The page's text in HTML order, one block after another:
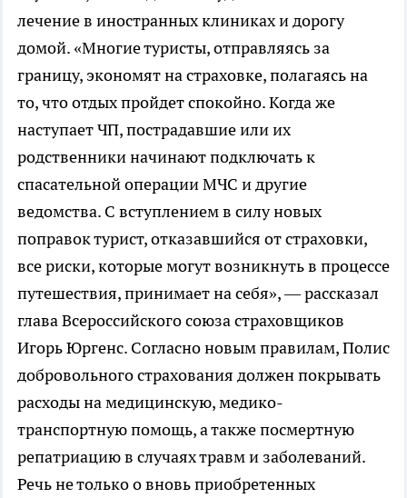
лечение в иностранных клиниках и дорогу
домой. «Многие туристы, отправляясь за
границу, экономят на страховке, полагаясь на
то, что отдых пройдет спокойно. Когда же
наступает ЧП, пострадавшие или их
родственники начинают подключать к
спасательной операции МЧС и другие
ведомства. С вступлением в силу новых
поправок турист, отказавшийся от страховки,
все риски, которые могут возникнуть в процессе
путешествия, принимает на себя», — рассказал
глава Всероссийского союза страховщиков
Игорь Юргенс. Согласно новым правилам, Полис
добровольного страхования должен покрывать
расходы на медицинскую, медико-
транспортную помощь, а также посмертную
репатриацию в случаях травм и заболеваний.
Речь не только о вновь приобретенных